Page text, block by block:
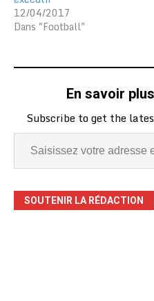
12/04/2017
Dans "Football"
En savoir
Subscribe to get the
SOUTENIR LA RÉDACTION